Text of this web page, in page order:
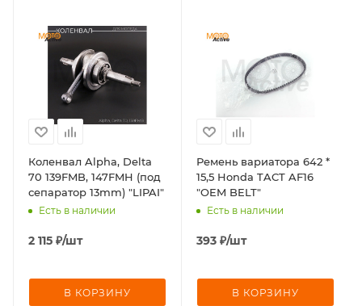
Коленвал Alpha, Delta
70 139FMB, 147FMH (под
сепаратор 13mm) "LIPAI"
Есть в наличии
2 115 ₽/шт
В КОРЗИНУ
Ремень вариатора 642 *
15,5 Honda TACT AF16
"OEM BELT"
Есть в наличии
393 ₽/шт
В КОРЗИНУ